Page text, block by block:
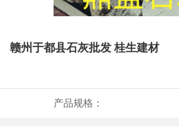
赣州于都县石灰批发 桂生建材
产品规格：